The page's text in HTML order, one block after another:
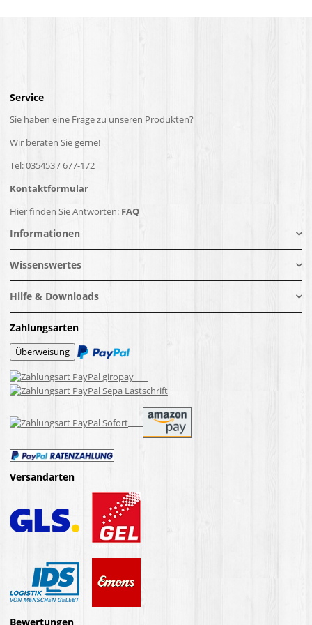
Service
Sie haben eine Frage zu unseren Produkten?
Wir beraten Sie gerne!
Tel: 035453 / 677-172
Kontaktformular
Hier finden Sie Antworten: FAQ
Informationen
Wissenswertes
Hilfe & Downloads
Zahlungsarten
Versandarten
Bewertungen